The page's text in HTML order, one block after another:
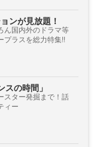
ンが見放題！
ん国内外のドラマ等
プラスを総力特集!!
の時間」
スター発掘まで！話
ィー